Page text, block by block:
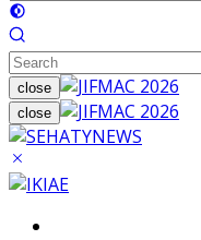
close
close